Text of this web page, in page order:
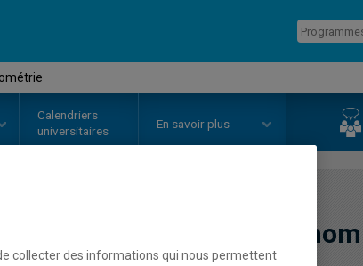
Calendriers
universitaires
En savoir plus
Sujets en théorie
collecter des informations qui nous permettent